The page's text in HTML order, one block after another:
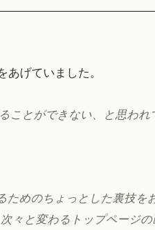
げていました。
ことができない、と思われ
ためのちょっとした裏技を
々と変わるトップページ